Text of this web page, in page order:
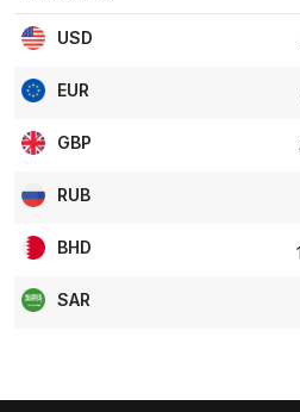
USD
EUR
GBP
RUB
BHD
SAR